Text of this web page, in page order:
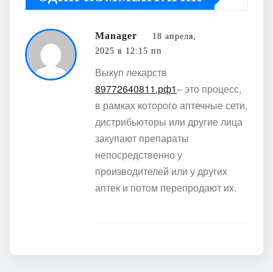
Manager
18 апреля,
2025 в 12:15 пп
Выкуп лекарств
89772640811.рф1– это процесс,
в рамках которого аптечные сети,
дистрибьюторы или другие лица
закупают препараты
непосредственно у
производителей или у других
аптек и потом перепродают их.